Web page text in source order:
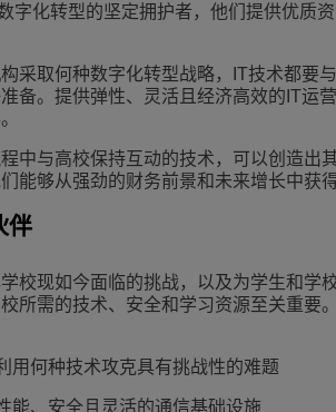
字化转型的坚定拥护者，他们提供优质
采取何种数字化转型战略，IT技术都要
备。提供弹性、灵活且经济高效的IT运
中与高校保持互动的技术，可以创造出
能够从强劲的财务前景和未来增长中获得
伴
校现如今面临的挑战，以及为学生和学
所需的技术、安全和学习资源至关重要
用何种技术攻克具有挑战性的难题
能、安全且灵活的通信基础设施